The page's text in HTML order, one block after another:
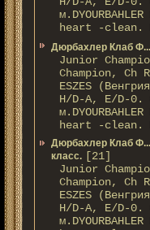
heart -clean.
Дюрбахлер Клаб Ф...
Junior
Champion, Ch
ESZES
H/D-A, E/D-0.
heart -clean.
Дюрбахлер Клаб
класс. [21]
Junior
Champion, Ch
ESZES
H/D-A, E/D-0.